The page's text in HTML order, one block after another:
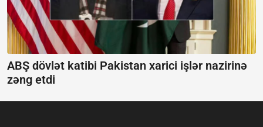
ABŞ dövlət katibi Pakistan xarici işlər nazirinə
zəng etdi